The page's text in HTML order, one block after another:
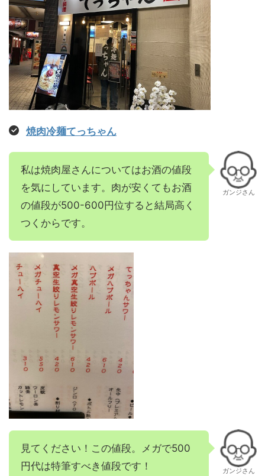
焼肉冷麺てっちゃん
私は焼肉屋さんについてはお酒の値段
を気にしています。肉が安くてもお酒
の値段が500-600円位すると結局高く
つくからです。
ガンジさん
見てください！この値段。メガで500
円代は特筆すべき値段です！
ガンジさん